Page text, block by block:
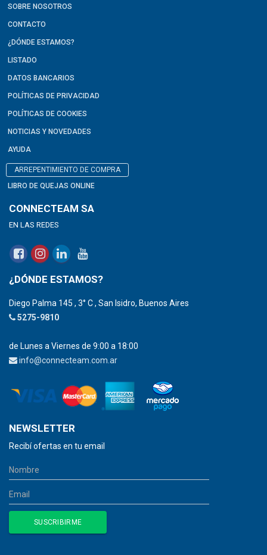
SOBRE NOSOTROS
CONTACTO
¿DÓNDE ESTAMOS?
LISTADO
DATOS BANCARIOS
POLÍTICAS DE PRIVACIDAD
POLÍTICAS DE COOKIES
NOTICIAS Y NOVEDADES
AYUDA
ARREPENTIMIENTO DE COMPRA
LIBRO DE QUEJAS ONLINE
CONNECTEAM SA
EN LAS REDES
¿DÓNDE ESTAMOS?
Diego Palma 145 , 3° C , San Isidro, Buenos Aires
5275-9810
de Lunes a Viernes de 9:00 a 18:00
info@connecteam.com.ar
NEWSLETTER
Recibí ofertas en tu email